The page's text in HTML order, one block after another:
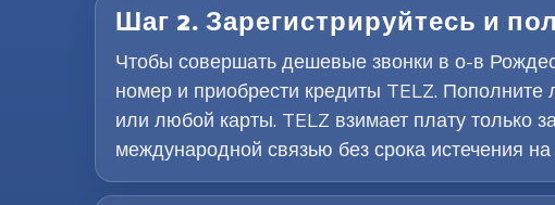
Шаг 2. Зарегистрируйтесь и
Чтобы совершать дешевые звонки в о-в
номер и приобрести кредиты TELZ.
или любой карты. TELZ взимает плату только
международной связью без срока истечения